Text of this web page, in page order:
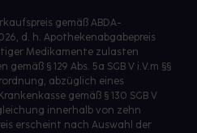
gemäß ABDA-
d. h. Apothekenabgabepreis
Medikamente zulasten
§ 129 Abs. 5a SGB V i.V.m §§
abzüglich eines
gemäß § 130 SGB V
innerhalb von zehn
erscheint nach Auswahl der